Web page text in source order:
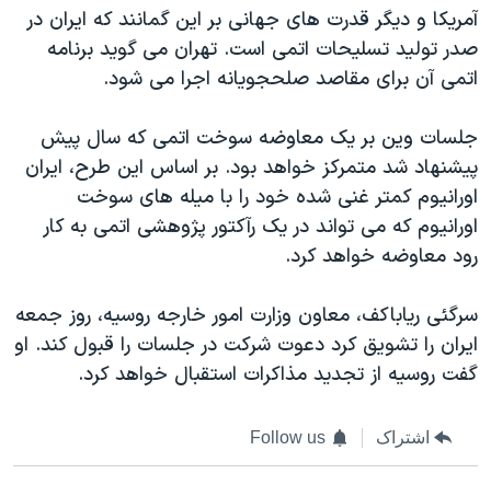
آمریکا و دیگر قدرت های جهانی بر این گمانند که ایران در
صدر تولید تسلیحات اتمی است. تهران می گوید برنامه
اتمی آن برای مقاصد صلحجویانه اجرا می شود.
جلسات وین بر یک معاوضه سوخت اتمی که سال پیش
پیشنهاد شد متمرکز خواهد بود. بر اساس این طرح، ایران
اورانیوم کمتر غنی شده خود را با میله های سوخت
اورانیوم که می تواند در یک رآکتور پژوهشی اتمی به کار
رود معاوضه خواهد کرد.
سرگئی ریاباکف، معاون وزارت امور خارجه روسیه، روز جمعه
ایران را تشویق کرد دعوت شرکت در جلسات را قبول کند. او
گفت روسیه از تجدید مذاکرات استقبال خواهد کرد.
اشتراک Follow us